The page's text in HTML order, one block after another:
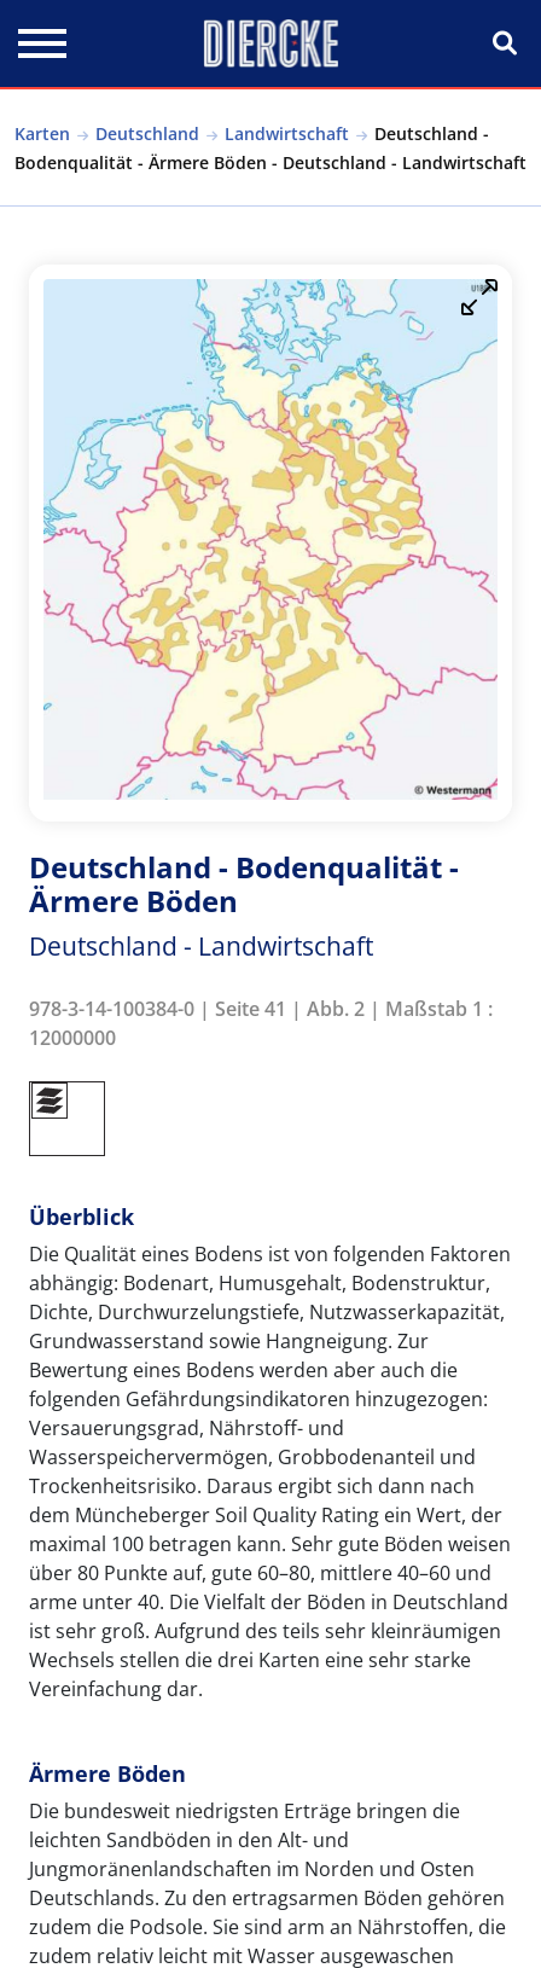
Karten Deutschland Landwirtschaft
Deutschland -
Bodenqualität - Ärmere Böden - Deutschland - Landwirtschaft
Deutschland - Bodenqualität -
Ärmere Böden
Deutschland - Landwirtschaft
978-3-14-100384-0 | Seite 41 | Abb. 2 | Maßstab 1 :
12000000
Überblick
Die Qualität eines Bodens ist von folgenden Faktoren
abhängig: Bodenart, Humusgehalt, Bodenstruktur,
Dichte, Durchwurzelungstiefe, Nutzwasserkapazität,
Grundwasserstand sowie Hangneigung. Zur
Bewertung eines Bodens werden aber auch die
folgenden Gefährdungsindikatoren hinzugezogen:
Versauerungsgrad, Nährstoff- und
Wasserspeichervermögen, Grobbodenanteil und
Trockenheitsrisiko. Daraus ergibt sich dann nach
dem Müncheberger Soil Quality Rating ein Wert, der
maximal 100 betragen kann. Sehr gute Böden weisen
über 80 Punkte auf, gute 60–80, mittlere 40–60 und
arme unter 40. Die Vielfalt der Böden in Deutschland
ist sehr groß. Aufgrund des teils sehr kleinräumigen
Wechsels stellen die drei Karten eine sehr starke
Vereinfachung dar.
Ärmere Böden
Die bundesweit niedrigsten Erträge bringen die
leichten Sandböden in den Alt- und
Jungmoränenlandschaften im Norden und Osten
Deutschlands. Zu den ertragsarmen Böden gehören
zudem die Podsole. Sie sind arm an Nährstoffen, die
zudem relativ leicht mit Wasser ausgewaschen